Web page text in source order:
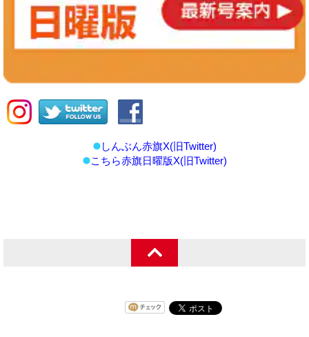
しんぶん赤旗X(旧Twitter)
こちら赤旗日曜版X(旧Twitter)